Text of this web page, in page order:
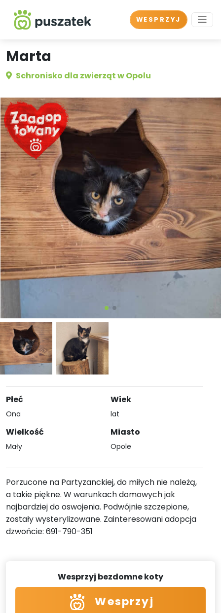
WESPRZYJ
Marta
Schronisko dla zwierząt w Opolu
Płeć
Ona
Wielkość
Mały
Wiek
lat
Miasto
Opole
Porzucone na Partyzanckiej, do miłych nie należą,
a takie piękne. W warunkach domowych jak
najbardziej do oswojenia. Podwójnie szczepione,
zostały wysterylizowane. Zainteresowani adopcja
dzwońcie: 691-790-351
Wesprzyj bezdomne koty
Wesprzyj